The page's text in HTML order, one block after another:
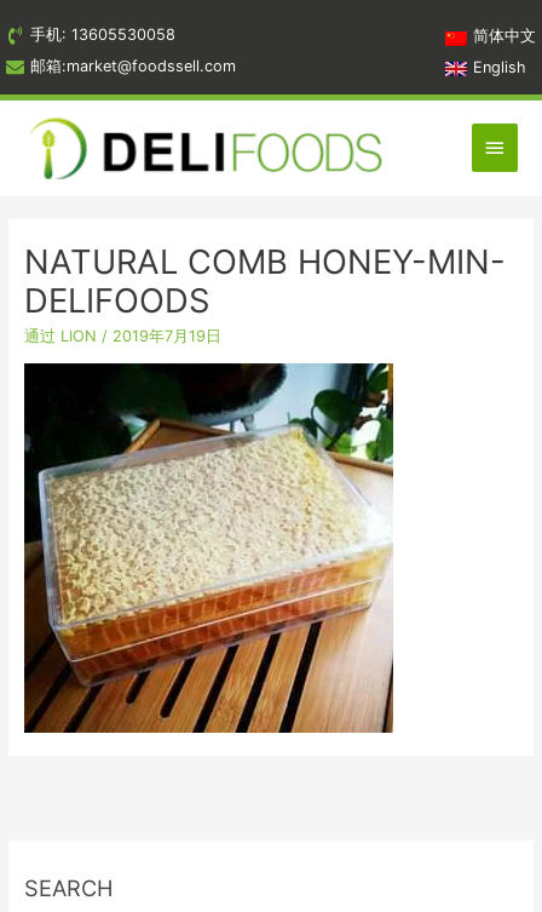
到
内
容
手机: 13605530058
邮箱:market@foodssell.com
简体中文
English
主
菜
NATURAL COMB HONEY-MIN-
DELIFOODS
通过 LION / 2019年7月19日
SEARCH